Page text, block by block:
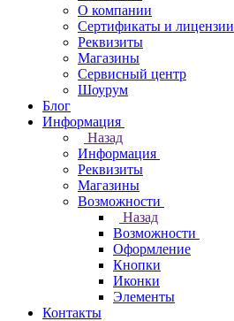
О компании
Сертификаты и лицензии
Реквизиты
Магазины
Сервисный центр
Шоурум
Блог
Информация
Назад
Информация
Реквизиты
Магазины
Возможности
Назад
Возможности
Оформление
Кнопки
Иконки
Элементы
Контакты